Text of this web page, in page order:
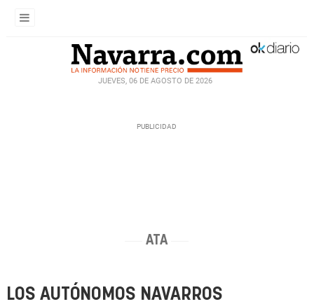
JUEVES, 06 DE AGOSTO DE 2026
ATA
LOS AUTÓNOMOS NAVARROS